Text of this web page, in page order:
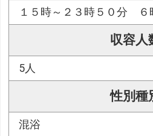
１５時～２３時５０分 ６
収容人
5人
性別種
混浴